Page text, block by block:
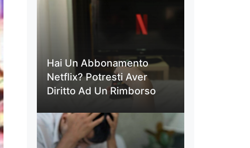
Hai Un Abbonamento
Netflix? Potresti Aver
Diritto Ad Un Rimborso